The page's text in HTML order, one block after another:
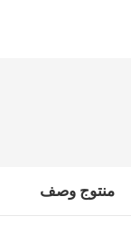
منتوج وصف